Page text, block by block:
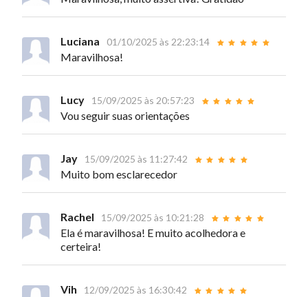
Luciana 01/10/2025 às 22:23:14
Maravilhosa!
Lucy 15/09/2025 às 20:57:23
Vou seguir suas orientações
Jay 15/09/2025 às 11:27:42
Muito bom esclarecedor
Rachel 15/09/2025 às 10:21:28
Ela é maravilhosa! E muito acolhedora e
certeira!
Vih 12/09/2025 às 16:30:42